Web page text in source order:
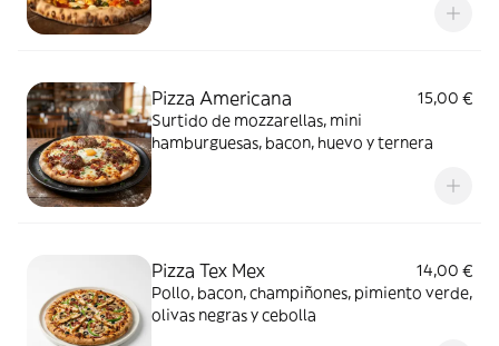
Pizza Americana
15,00 €
Surtido de mozzarellas, mini
hamburguesas, bacon, huevo y ternera
Pizza Tex Mex
14,00 €
Pollo, bacon, champiñones, pimiento verde,
olivas negras y cebolla